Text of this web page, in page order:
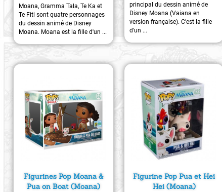
Moana, Gramma Tala, Te Ka et
Te Fiti sont quatre personnages
du dessin animé de Disney
Moana. Moana est la fille d'un ...
principal du dessin animé de
Disney Moana (Vaiana en
version française). C'est la fille
d'un ...
Figurines Pop Moana &
Pua on Boat (Moana)
Figurine Pop Pua et Hei
Hei (Moana)